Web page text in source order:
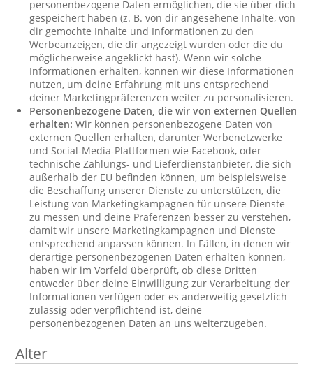
personenbezogene Daten ermöglichen, die sie über dich
gespeichert haben (z. B. von dir angesehene Inhalte, von
dir gemochte Inhalte und Informationen zu den
Werbeanzeigen, die dir angezeigt wurden oder die du
möglicherweise angeklickt hast). Wenn wir solche
Informationen erhalten, können wir diese Informationen
nutzen, um deine Erfahrung mit uns entsprechend
deiner Marketingpräferenzen weiter zu personalisieren.
Personenbezogene Daten, die wir von externen Quellen
erhalten: Wir können personenbezogene Daten von
externen Quellen erhalten, darunter Werbenetzwerke
und Social-Media-Plattformen wie Facebook, oder
technische Zahlungs- und Lieferdienstanbieter, die sich
außerhalb der EU befinden können, um beispielsweise
die Beschaffung unserer Dienste zu unterstützen, die
Leistung von Marketingkampagnen für unsere Dienste
zu messen und deine Präferenzen besser zu verstehen,
damit wir unsere Marketingkampagnen und Dienste
entsprechend anpassen können. In Fällen, in denen wir
derartige personenbezogenen Daten erhalten können,
haben wir im Vorfeld überprüft, ob diese Dritten
entweder über deine Einwilligung zur Verarbeitung der
Informationen verfügen oder es anderweitig gesetzlich
zulässig oder verpflichtend ist, deine
personenbezogenen Daten an uns weiterzugeben.
Alter